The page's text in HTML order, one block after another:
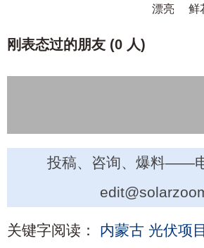
漂亮 鲜
刚表态过的朋友 (0 人)
投稿、咨询、爆料——
关键字阅读： 内蒙古 光伏项目